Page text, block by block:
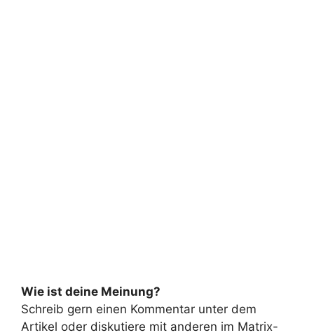
Wie ist deine Meinung?
Schreib gern einen Kommentar unter dem
Artikel oder diskutiere mit anderen im Matrix-